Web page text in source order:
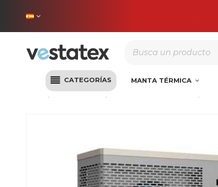
CATEGORÍAS MANTA TÉRMICA
Climatización